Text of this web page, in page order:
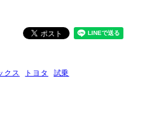
クス トヨタ 試乗